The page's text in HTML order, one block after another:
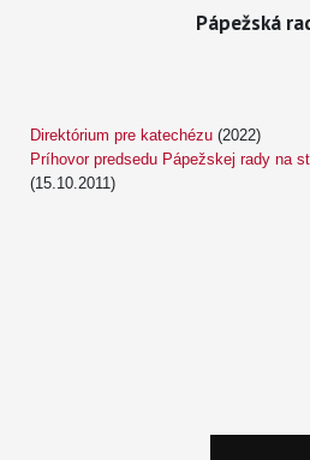
Pápežská
Direktórium pre katechézu (2022)
Príhovor predsedu Pápežskej rady na
(15.10.2011)